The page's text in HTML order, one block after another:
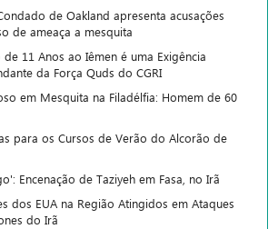
de Oakland apresenta acusações
de ameaça a mesquita
11 Anos ao Iêmen é uma Exigência
da Força Quds do CGRI
em Mesquita na Filadélfia: Homem de 60
para os Cursos de Verão do Alcorão de
Encenação de Taziyeh em Fasa, no Irã
dos EUA na Região Atingidos em Ataques
do Irã